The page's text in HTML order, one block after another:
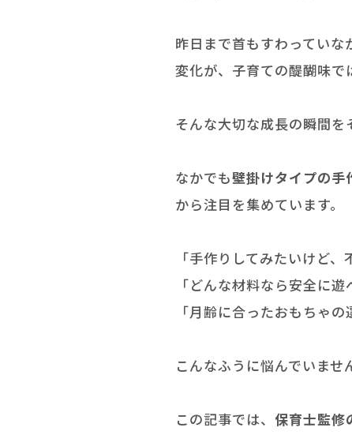
昨日まで首もすわってい
変化が、子育ての醍醐味で
そんな大切な成長の瞬間を
なかでも壁掛けタイプの手
から注目を集めています。
「手作りしてみたいけど
「どんな材料なら安全に遊
「月齢に合ったおもちゃ
こんなふうに悩んでいませ
この記事では、保育士監修